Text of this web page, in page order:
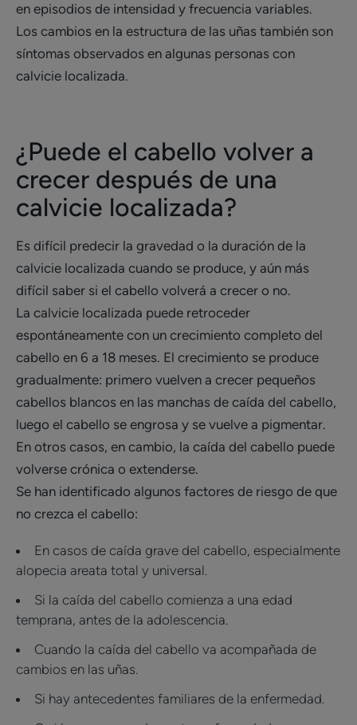
en episodios de intensidad y frecuencia variables.
Los cambios en la estructura de las uñas también son
síntomas observados en algunas personas con
calvicie localizada.
¿Puede el cabello volver a
crecer después de una
calvicie localizada?
Es difícil predecir la gravedad o la duración de la
calvicie localizada cuando se produce, y aún más
difícil saber si el cabello volverá a crecer o no.
La calvicie localizada puede retroceder
espontáneamente con un crecimiento completo del
cabello en 6 a 18 meses. El crecimiento se produce
gradualmente: primero vuelven a crecer pequeños
cabellos blancos en las manchas de caída del cabello,
luego el cabello se engrosa y se vuelve a pigmentar.
En otros casos, en cambio, la caída del cabello puede
volverse crónica o extenderse.
Se han identificado algunos factores de riesgo de que
no crezca el cabello:
En casos de caída grave del cabello, especialmente
alopecia areata total y universal.
Si la caída del cabello comienza a una edad
temprana, antes de la adolescencia.
Cuando la caída del cabello va acompañada de
cambios en las uñas.
Si hay antecedentes familiares de la enfermedad.